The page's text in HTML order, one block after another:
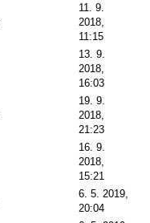
11. 9.
2018,
11:15
13. 9.
2018,
16:03
19. 9.
2018,
21:23
16. 9.
2018,
15:21
6. 5. 2019,
20:04